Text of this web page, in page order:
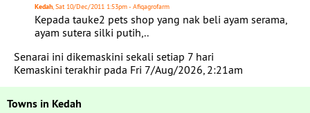
Kedah, Sat 10/Dec/2011 1:53pm - Afiqagrofarm
Kepada tauke2 pets shop yang nak beli ayam serama,
ayam sutera silki putih,..
Senarai ini dikemaskini sekali setiap 7 hari
Kemaskini terakhir pada Fri 7/Aug/2026, 2:21am
Towns in Kedah